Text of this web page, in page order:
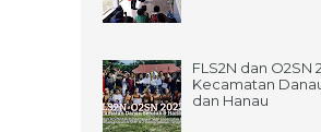
FLS2N dan O2SN
Kecamatan
dan Hanau